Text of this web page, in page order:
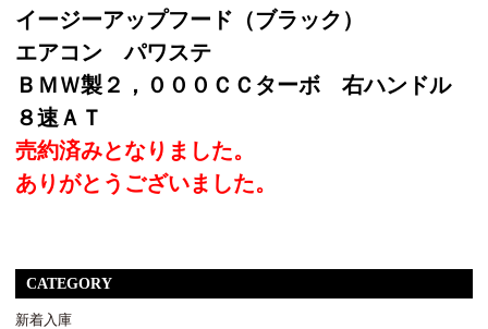
イージーアップフード（ブラック）
エアコン パワステ
ＢＭＷ製２，０００ＣＣターボ 右ハンドル
８速ＡＴ
売約済みとなりました。
ありがとうございました。
CATEGORY
新着入庫